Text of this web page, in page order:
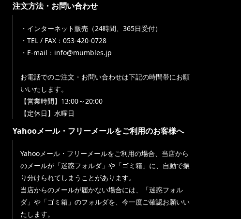
注文方法・お問い合わせ
・インターネット販売（24時間、365日受付）
・TEL / FAX：053-420-0728
・E-mail：info@mumbles.jp
お電話でのご注文・お問い合わせは下記の時間帯にお願
いいたします。
【営業時間】13:00～20:00
【定休日】水曜日
Yahooメール・フリーメールをご利用のお客様へ
Yahooメール・フリーメールをご利用の場合、当店から
のメールが「迷惑フォルダ」や「ゴミ箱」に、自動で振
り分けられてしまうことがあります。
当店からのメールが届かない場合には、「迷惑フォル
ダ」や「ゴミ箱」のフォルダを、今一度ご確認お願いい
たします。